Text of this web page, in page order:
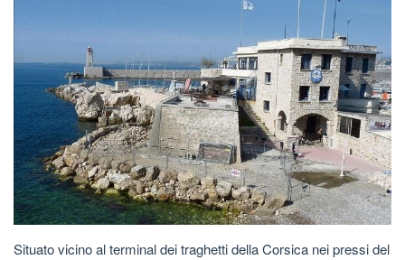
Situato vicino al terminal dei traghetti della Corsica nei pressi del